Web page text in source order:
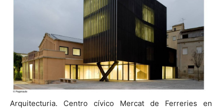
Arquitecturia. Centro cívico Mercat de Ferreries en